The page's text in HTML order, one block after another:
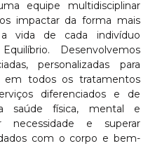
equipe multidisciplinar
impactar da forma mais
vida de cada indivíduo
Desenvolvemos
personalizadas para
em todos os tratamentos
diferenciados e de
saúde física, mental e
e superar
com o corpo e bem-